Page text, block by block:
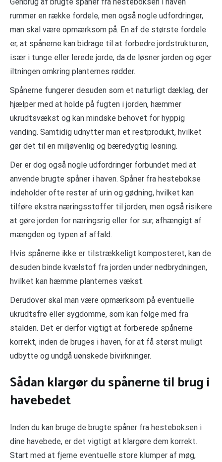
Genbrug af brugte spåner fra hesteboksen i haven
rummer en række fordele, men også nogle udfordringer,
man skal være opmærksom på. En af de største fordele
er, at spånerne kan bidrage til at forbedre jordstrukturen,
især i tunge eller lerede jorde, da de løsner jorden og øger
iltningen omkring planternes rødder.
Spånerne fungerer desuden som et naturligt dæklag, der
hjælper med at holde på fugten i jorden, hæmmer
ukrudtsvækst og kan mindske behovet for hyppig
vanding. Samtidig udnytter man et restprodukt, hvilket
gør det til en miljøvenlig og bæredygtig løsning.
Der er dog også nogle udfordringer forbundet med at
anvende brugte spåner i haven. Spåner fra hestebokse
indeholder ofte rester af urin og gødning, hvilket kan
tilføre ekstra næringsstoffer til jorden, men også risikere
at gøre jorden for næringsrig eller for sur, afhængigt af
mængden og typen af affald.
Hvis spånerne ikke er tilstrækkeligt komposteret, kan de
desuden binde kvælstof fra jorden under nedbrydningen,
hvilket kan hæmme planternes vækst.
Derudover skal man være opmærksom på eventuelle
ukrudtsfrø eller sygdomme, som kan følge med fra
stalden. Det er derfor vigtigt at forberede spånerne
korrekt, inden de bruges i haven, for at få størst muligt
udbytte og undgå uønskede bivirkninger.
Sådan klargør du spånerne til brug i
havebedet
Inden du kan bruge de brugte spåner fra hesteboksen i
dine havebede, er det vigtigt at klargøre dem korrekt.
Start med at fjerne eventuelle store klumper af møg,